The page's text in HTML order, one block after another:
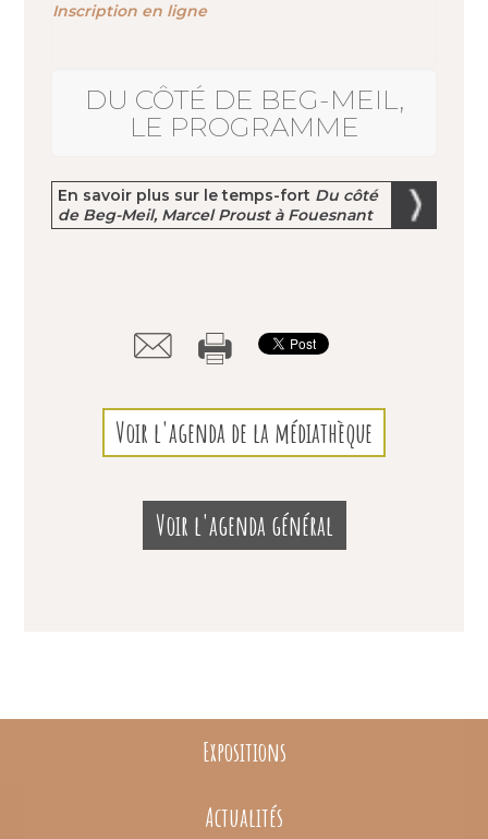
Inscription en ligne
DU CÔTÉ DE BEG-MEIL,
LE PROGRAMME
En savoir plus sur le temps-fort Du côté
de Beg-Meil, Marcel Proust à Fouesnant
Voir l'agenda de la médiathèque
Voir l'agenda général
Expositions
Actualités